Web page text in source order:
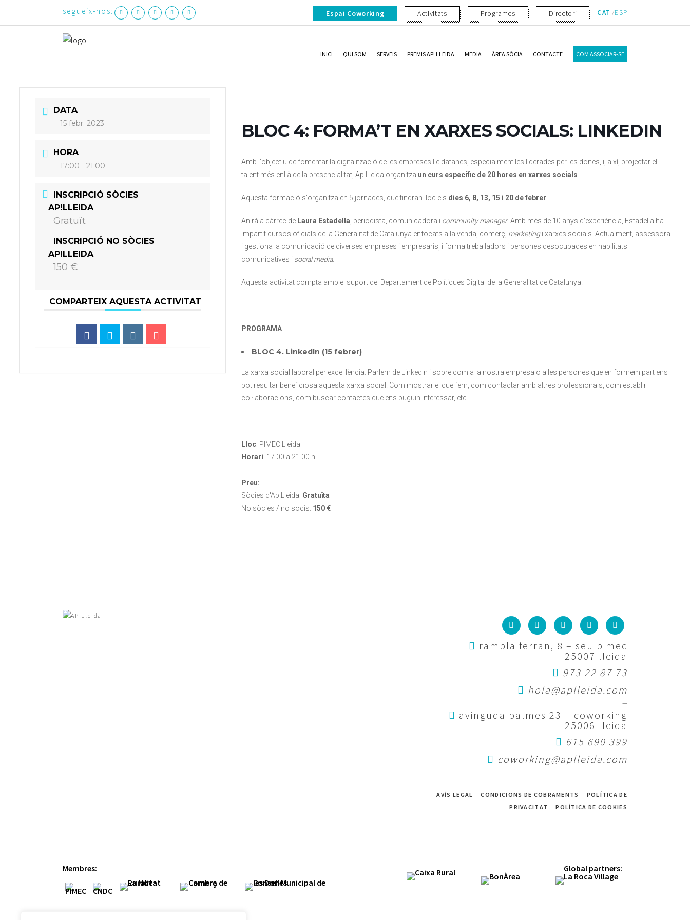
segueix-nos: Espai Coworking Activitats Programes Directori CAT ESP
INICI QUI SOM SERVEIS PREMIS AP! LLEIDA MEDIA ÀREA SÒCIA CONTACTE COM ASSOCIAR-SE
DATA
15 febr. 2023
HORA
17:00 - 21:00
INSCRIPCIÓ SÒCIES
AP!LLEIDA
Gratuït
INSCRIPCIÓ NO SÒCIES
AP!LLEIDA
150 €
COMPARTEIX AQUESTA ACTIVITAT
BLOC 4: FORMA’T EN XARXES SOCIALS: LINKEDIN
Amb l'objectiu de fomentar la digitalització de les empreses lleidatanes, especialment les liderades per les dones, i, així, projectar el
talent més enllà de la presencialitat, Ap!Lleida organitza un curs específic de 20 hores en xarxes socials
Aquesta formació s'organitza en 5 jornades, que tindran lloc els dies 6, 8, 13, 15 i 20 de febrer
Anirà a càrrec de Laura Estadella , periodista, comunicadora i community manager. Amb més de 10 anys d'experiència, Estadella ha
impartit cursos oficials de la Generalitat de Catalunya enfocats a la venda, comerç, marketingi xarxes socials. Actualment, assessora
i gestiona la comunicació de diverses empreses i empresaris, i forma treballadors i persones desocupades en habilitats
comunicatives i social media.
Aquesta activitat compta amb el suport del Departament de Polítiques Digital de la Generalitat de Catalunya.
PROGRAMA
BLOC 4. LinkedIn (15 febrer)
La xarxa social laboral per excel·lència. Parlem de LinkedIn i sobre com a la nostra empresa o a les persones que en formem part ens
pot resultar beneficiosa aquesta xarxa social. Com mostrar el que fem, com contactar amb altres professionals, com establir
col·laboracions, com buscar contactes que ens puguin interessar, etc.
Lloc: PIMEC Lleida
Horari: 17.00 a 21.00 h
Preu:
Sòcies d'Ap!Lleida: Gratuïta
No sòcies / no socis: 150 €
rambla ferran, 8 – seu pimec
25007 lleida
973 22 87 73
hola@aplleida.com
—
avinguda balmes 23 – coworking
25006 lleida
615 690 399
coworking@aplleida.com
AVÍS LEGAL CONDICIONS DE COBRAMENTS
POLÍTICA DE
PRIVACITAT
POLÍTICA DE COOKIES
Membres: Global partners: